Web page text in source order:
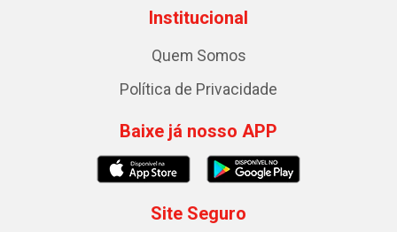
Institucional
Quem Somos
Política de Privacidade
Baixe já nosso APP
Site Seguro